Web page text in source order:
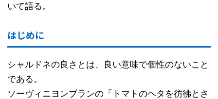
いて語る。
はじめに
シャルドネの良さとは、良い意味で個性のないこと
である。
ソーヴィニヨンブランの「トマトのヘタを彷彿とさ